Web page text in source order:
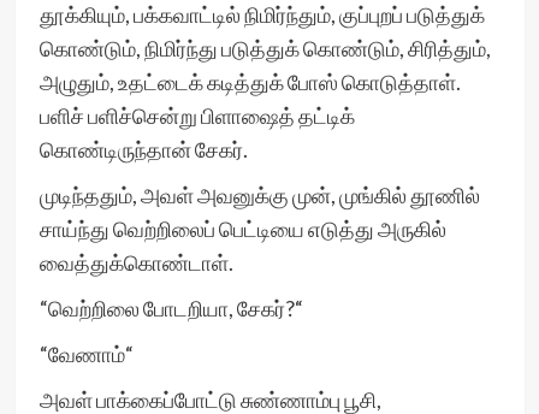
தூக்கியும், பக்கவாட்டில் நிமிர்ந்தும், குப்புறப் படுத்துக்
கொண்டும், நிமிர்ந்து படுத்துக் கொண்டும், சிரித்தும்,
அழுதும், உதட்டைக் கடித்துக் போஸ் கொடுத்தாள்.
பளிச் பளிச்சென்று பிளாஷைத் தட்டிக்
கொண்டிருந்தான் சேகர்.
முடிந்ததும், அவள் அவனுக்கு முன், முங்கில் தூணில்
சாய்ந்து வெற்றிலைப் பெட்டியை எடுத்து அருகில்
வைத்துக்கொண்டாள்.
“வெற்றிலை போடறியா, சேகர்?“
“வேணாம்“
அவள் பாக்கைப்போட்டு சுண்ணாம்பு பூசி,